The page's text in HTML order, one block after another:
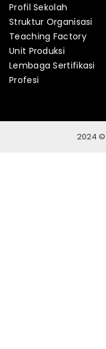
Profil Sekolah
Struktur Organisasi
Teaching Factory
Unit Produksi
Lembaga Sertifikasi
Profesi
2024 ©